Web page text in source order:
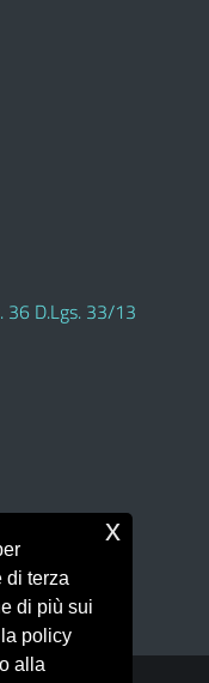
36 D.Lgs. 33/13
di terza
di più sui
policy
alla
x